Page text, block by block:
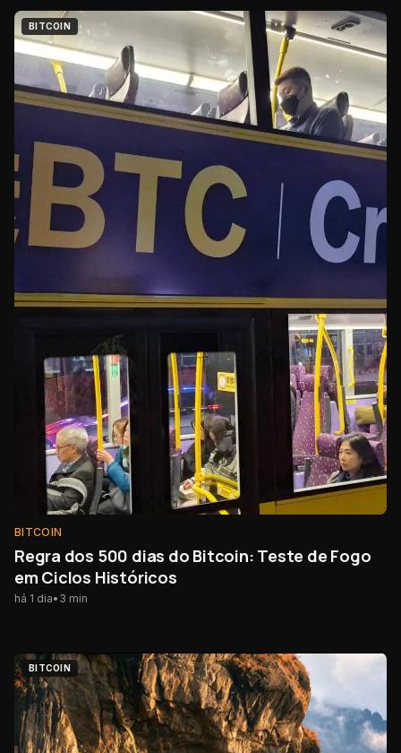
BITCOIN
BITCOIN
Regra dos 500 dias do Bitcoin: Teste de Fogo
em Ciclos Históricos
há 1 dia• 3 min
BITCOIN